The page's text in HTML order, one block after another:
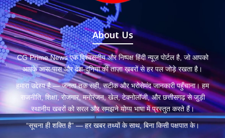
About Us
CG Prime News एक विश्वसनीय और निष्पक्ष हिंदी न्यूज़ पोर्टल है, जो आपको
आपके आस-पास और देश-दुनिया की ताज़ा ख़बरों से हर पल जोड़े रखता है।
हमारा उद्देश्य है — जनता तक सही, सटीक और भरोसेमंद जानकारी पहुँचाना। हम
राजनीति, शिक्षा, रोजगार, मनोरंजन, खेल, टेक्नोलॉजी, और छत्तीसगढ़ से जुड़ी
स्थानीय खबरों को सरल और समझने योग्य भाषा में प्रस्तुत करते हैं।
“सूचना ही शक्ति है” — हर खबर तथ्यों के साथ, बिना किसी पक्षपात के।